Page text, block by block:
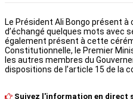
Le Président Ali Bongo présent
d’échangé quelques mots avec
également présent à cette
Constitutionnelle, le Premier
les autres membres du
dispositions de l’article 15 de la
Suivez l'information en direct